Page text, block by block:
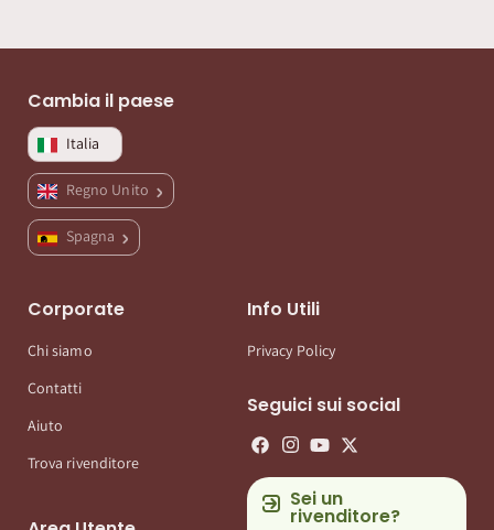
Cambia il paese
Italia
Regno Unito
Spagna
Corporate
Chi siamo
Contatti
Aiuto
Trova rivenditore
Info Utili
Privacy Policy
Seguici sui social
Sei un
rivenditore?